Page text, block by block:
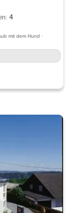
4
mit dem Hund ·